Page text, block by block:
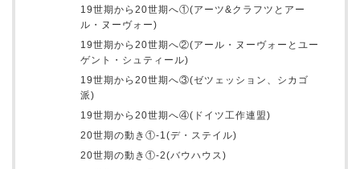
19世期から20世期へ①(アーツ&クラフツとアー
ル・ヌーヴォー)
19世期から20世期へ②(アール・ヌーヴォーとユー
ゲント・シュティール)
19世期から20世期へ③(ゼツェッション、シカゴ
派)
19世期から20世期へ④(ドイツ工作連盟)
20世期の動き①-1(デ・ステイル)
20世期の動き①-2(バウハウス)